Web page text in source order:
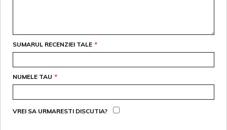
*
SUMARUL RECENZIEI TALE
*
NUMELE TAU
VREI SA URMARESTI DISCUTIA?